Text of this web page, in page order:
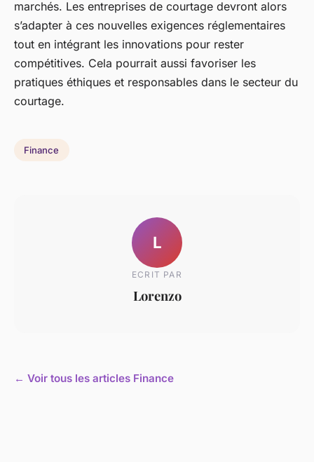
marchés. Les entreprises de courtage devront alors
s’adapter à ces nouvelles exigences réglementaires
tout en intégrant les innovations pour rester
compétitives. Cela pourrait aussi favoriser les
pratiques éthiques et responsables dans le secteur du
courtage.
Finance
L
ECRIT PAR
Lorenzo
← Voir tous les articles Finance